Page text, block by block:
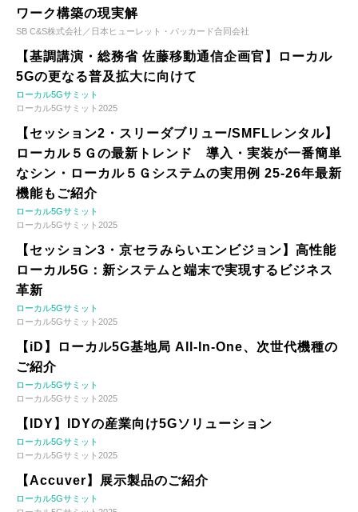
ワーク構築の現実解
SB C&S株式会社／日本ヒューレット・パッカード合同会社
【基調講演・総務省 佐藤移動通信企画官】ローカル
5Gの更なる普及拡大に向けて
ローカル5Gサミット
ローカル5Gサミット2025
【セッション2・スリーダブリュー/SMFLレンタル】
ローカル５Ｇの最新トレンド 導入・実装が一番簡単
なシン・ローカル５Ｇシステムの実用例 25-26年最新
機能もご紹介
ローカル5Gサミット
ローカル5Gサミット2025
【セッション3・京セラみらいエンビジョン】高性能
ローカル5G：新システムと端末で実現するビジネス
革新
ローカル5Gサミット
ローカル5Gサミット2025
【iD】ローカル5G基地局 All-In-One、次世代機種の
ご紹介
ローカル5Gサミット
ローカル5Gサミット2025
【IDY】IDYの産業向け5Gソリューション
ローカル5Gサミット
ローカル5Gサミット2025
【Accuver】展示製品のご紹介
ローカル5Gサミット